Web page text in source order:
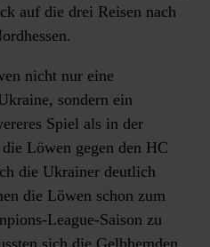
auf die drei Reisen nach
nicht nur eine
sondern ein
Spiel als in der
Löwen gegen den HC
die Ukrainer deutlich
die Löwen schon zum
League-Saison zu
sich die Gelbhemden